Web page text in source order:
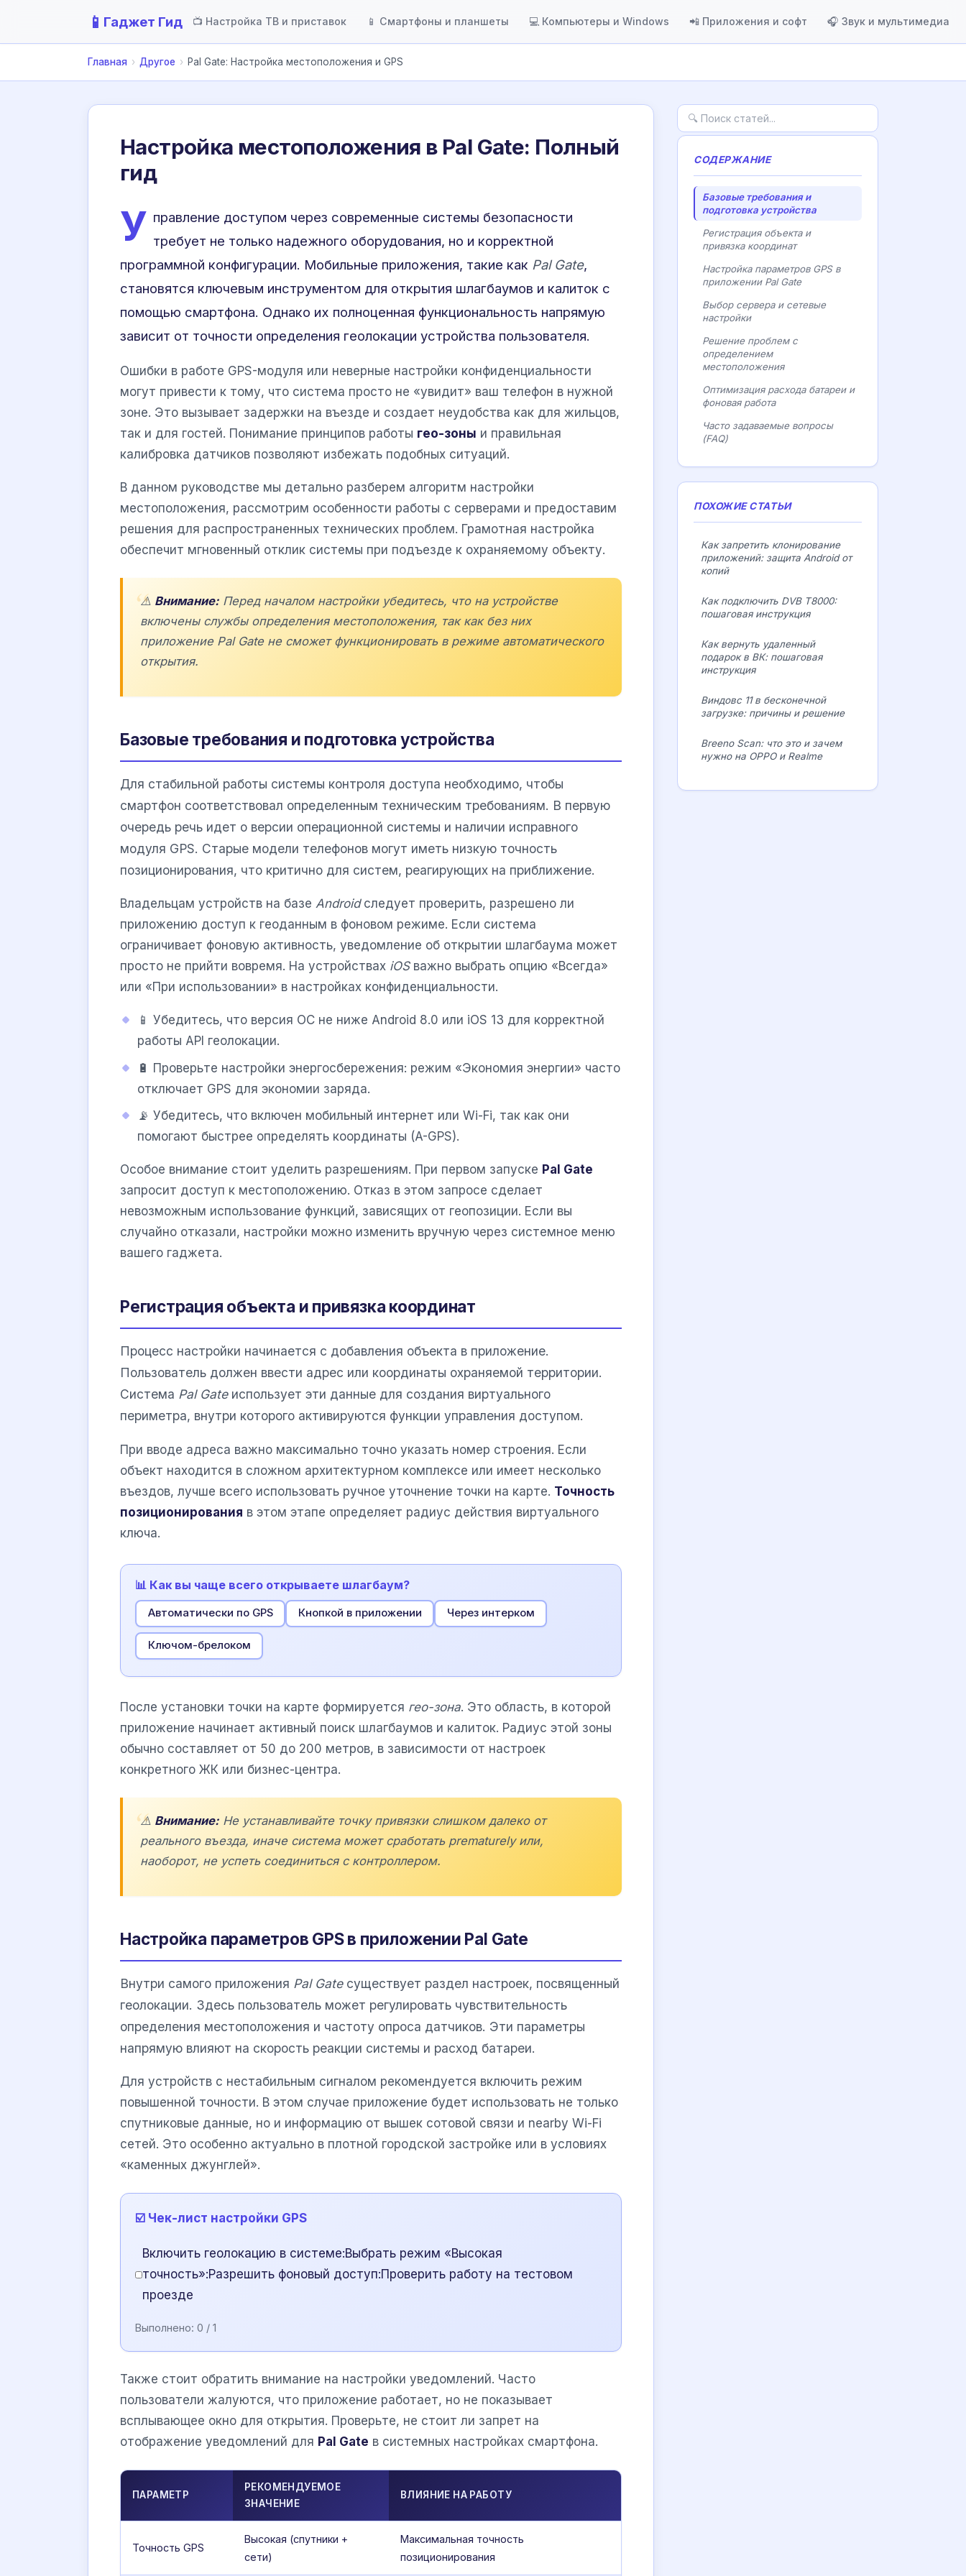
📱 Гаджет Гид 📺 Настройка ТВ и приставок 📱 Смартфоны и планшеты 💻 Компьютеры и Windows 📲 Приложения и софт 🎧 Звук и мультимедиа
Главная › Другое › Pal Gate: Настройка местоположения и GPS
Настройка местоположения в Pal Gate: Полный
гид
У правление доступом через современные системы безопасности
требует не только надежного оборудования, но и корректной
программной конфигурации. Мобильные приложения, такие как Pal Gate,
становятся ключевым инструментом для открытия шлагбаумов и калиток с
помощью смартфона. Однако их полноценная функциональность напрямую
зависит от точности определения геолокации устройства пользователя.
Ошибки в работе GPS-модуля или неверные настройки конфиденциальности
могут привести к тому, что система просто не «увидит» ваш телефон в нужной
зоне. Это вызывает задержки на въезде и создает неудобства как для жильцов,
так и для гостей. Понимание принципов работы гео-зоны и правильная
калибровка датчиков позволяют избежать подобных ситуаций.
В данном руководстве мы детально разберем алгоритм настройки
местоположения, рассмотрим особенности работы с серверами и предоставим
решения для распространенных технических проблем. Грамотная настройка
обеспечит мгновенный отклик системы при подъезде к охраняемому объекту.
⚠️ Внимание: Перед началом настройки убедитесь, что на устройстве
включены службы определения местоположения, так как без них
приложение Pal Gateне сможет функционировать в режиме автоматического
открытия.
Базовые требования и подготовка устройства
Для стабильной работы системы контроля доступа необходимо, чтобы
смартфон соответствовал определенным техническим требованиям. В первую
очередь речь идет о версии операционной системы и наличии исправного
модуля GPS. Старые модели телефонов могут иметь низкую точность
позиционирования, что критично для систем, реагирующих на приближение.
Владельцам устройств на базе Androidследует проверить, разрешено ли
приложению доступ к геоданным в фоновом режиме. Если система
ограничивает фоновую активность, уведомление об открытии шлагбаума может
просто не прийти вовремя. На устройствах iOSважно выбрать опцию «Всегда»
или «При использовании» в настройках конфиденциальности.
📱 Убедитесь, что версия ОС не ниже Android 8.0 или iOS 13 для корректной
работы API геолокации.
🔋 Проверьте настройки энергосбережения: режим «Экономия энергии» часто
отключает GPS для экономии заряда.
📡 Убедитесь, что включен мобильный интернет или Wi-Fi, так как они
помогают быстрее определять координаты (A-GPS).
Особое внимание стоит уделить разрешениям. При первом запуске Pal Gate
запросит доступ к местоположению. Отказ в этом запросе сделает
невозможным использование функций, зависящих от геопозиции. Если вы
случайно отказали, настройки можно изменить вручную через системное меню
вашего гаджета.
Регистрация объекта и привязка координат
Процесс настройки начинается с добавления объекта в приложение.
Пользователь должен ввести адрес или координаты охраняемой территории.
Система Pal Gateиспользует эти данные для создания виртуального
периметра, внутри которого активируются функции управления доступом.
При вводе адреса важно максимально точно указать номер строения. Если
объект находится в сложном архитектурном комплексе или имеет несколько
въездов, лучше всего использовать ручное уточнение точки на карте. Точность
позиционирования в этом этапе определяет радиус действия виртуального
ключа.
📊 Как вы чаще всего открываете шлагбаум?
Автоматически по GPS Кнопкой в приложении Через интерком
Ключом-брелоком
После установки точки на карте формируется гео-зона. Это область, в которой
приложение начинает активный поиск шлагбаумов и калиток. Радиус этой зоны
обычно составляет от 50 до 200 метров, в зависимости от настроек
конкретного ЖК или бизнес-центра.
⚠️ Внимание: Не устанавливайте точку привязки слишком далеко от
реального въезда, иначе система может сработать prematurely или,
наоборот, не успеть соединиться с контроллером.
Настройка параметров GPS в приложении Pal Gate
Внутри самого приложения Pal Gateсуществует раздел настроек, посвященный
геолокации. Здесь пользователь может регулировать чувствительность
определения местоположения и частоту опроса датчиков. Эти параметры
напрямую влияют на скорость реакции системы и расход батареи.
Для устройств с нестабильным сигналом рекомендуется включить режим
повышенной точности. В этом случае приложение будет использовать не только
спутниковые данные, но и информацию от вышек сотовой связи и nearby Wi-Fi
сетей. Это особенно актуально в плотной городской застройке или в условиях
«каменных джунглей».
☑️ Чек-лист настройки GPS
Включить геолокацию в системе:Выбрать режим «Высокая
точность»:Разрешить фоновый доступ:Проверить работу на тестовом
проезде
Выполнено: 0 / 1
Также стоит обратить внимание на настройки уведомлений. Часто
пользователи жалуются, что приложение работает, но не показывает
всплывающее окно для открытия. Проверьте, не стоит ли запрет на
отображение уведомлений для Pal Gate в системных настройках смартфона.
ПАРАМЕТР
РЕКОМЕНДУЕМОЕ
ЗНАЧЕНИЕ
ВЛИЯНИЕ НА РАБОТУ
Точность GPS
Высокая (спутники +
сети)
Максимальная точность
позиционирования
СОДЕРЖАНИЕ
Базовые требования и
подготовка устройства
Регистрация объекта и
привязка координат
Настройка параметров GPS в
приложении Pal Gate
Выбор сервера и сетевые
настройки
Решение проблем с
определением
местоположения
Оптимизация расхода батареи и
фоновая работа
Часто задаваемые вопросы
(FAQ)
ПОХОЖИЕ СТАТЬИ
Как запретить клонирование
приложений: защита Android от
копий
Как подключить DVB T8000:
пошаговая инструкция
Как вернуть удаленный
подарок в ВК: пошаговая
инструкция
Виндовс 11 в бесконечной
загрузке: причины и решение
Breeno Scan: что это и зачем
нужно на OPPO и Realme